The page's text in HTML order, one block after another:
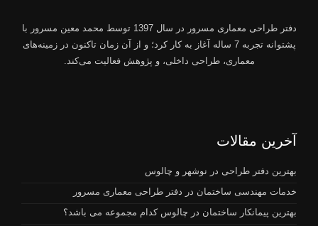
دفتر طراحی معماری مسرور در سال 1397 توسط محمد معین مسرور با
پشتوانه تجربه 7 ساله آغاز به کار کرد؛ و از آن زمان تاکنون در زمینه‌های
معماری، طراحی داخلی، و پژوهش فعالیت می‌کند.
آخرین مقالات
بهترین دفتر طراحی در نوشهر و چالوس
خدمات مهندسی ساختمان در دفتر طراحی معماری مسرور
بهترین پیمانکار ساختمان در چالوس کدام مجموعه می باشد؟